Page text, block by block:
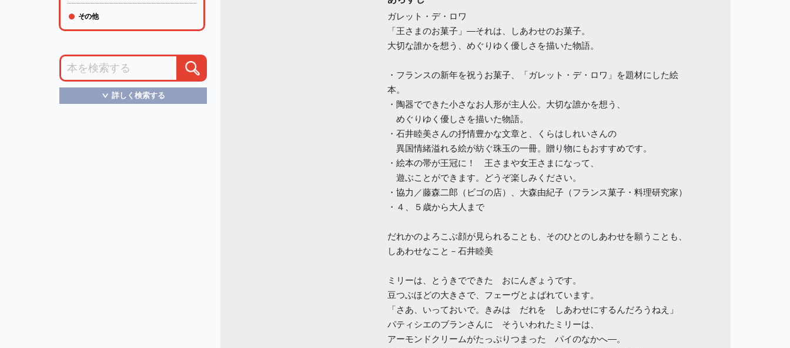
ガレット・デ・ロワ
「王さまのお菓子」―それは、しあわせのお菓子。
大切な誰かを想う、めぐりゆく優しさを描いた物語。
・フランスの新年を祝うお菓子、「ガレット・デ・ロワ」を題材にした絵
本。
・陶器でできた小さなお人形が主人公。大切な誰かを想う、
めぐりゆく優しさを描いた物語。
・石井睦美さんの抒情豊かな文章と、くらはしれいさんの
異国情緒溢れる絵が紡ぐ珠玉の一冊。贈り物にもおすすめです。
・絵本の帯が王冠に！ 王さまや女王さまになって、
遊ぶことができます。どうぞ楽しみください。
・協力／藤森二郎（ビゴの店）、大森由紀子（フランス菓子・料理研究家）
・４、５歳から大人まで
だれかのよろこぶ顔が見られることも、そのひとのしあわせを願うことも、
しあわせなこと－石井睦美
ミリーは、とうきでできた おにんぎょうです。
豆つぶほどの大きさで、フェーヴとよばれています。
「さあ、いっておいで。きみは だれを しあわせにするんだろうねえ」
パティシエのブランさんに そういわれたミリーは、
アーモンドクリームがたっぷりつまった パイのなかへ―。
その他
＞詳しく検索する